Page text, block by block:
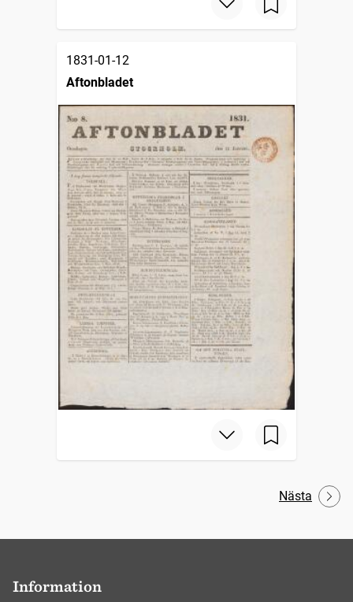
1831-01-12
Aftonbladet
Nästa
Information